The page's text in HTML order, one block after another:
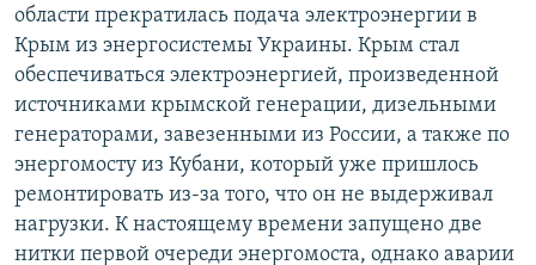
области прекратилась подача электроэнергии в
Крым из энергосистемы Украины. Крым стал
обеспечиваться электроэнергией, произведенной
источниками крымской генерации, дизельными
генераторами, завезенными из России, а также по
энергомосту из Кубани, который уже пришлось
ремонтировать из-за того, что он не выдерживал
нагрузки. К настоящему времени запущено две
нитки первой очереди энергомоста, однако аварии